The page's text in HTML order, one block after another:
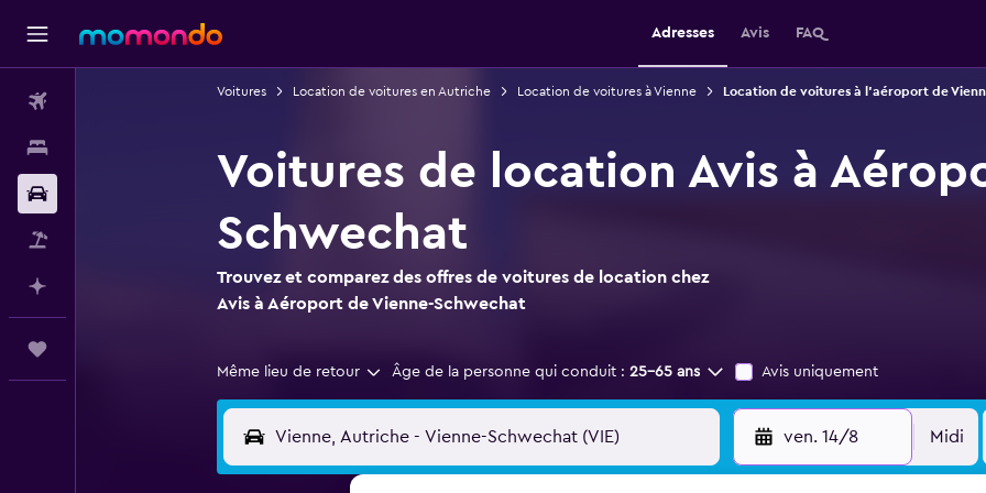
Adresses Avis FAQ
Voitures Location de voitures en Autriche Location de voitures à Vienne Location de voitures à l'aéroport de
Voitures de location Avis à
Schwechat
Trouvez et comparez des offres de voitures de location chez
Avis à Aéroport de Vienne-Schwechat
Même lieu de retour Âge de la personne qui conduit : 25-65 ans Avis uniquement
ven. 14/8 Midi